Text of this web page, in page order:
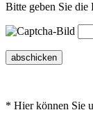
Bitte geben Sie die
abschicken
* Hier können Sie